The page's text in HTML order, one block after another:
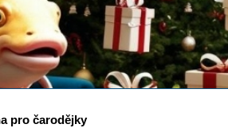
pro čarodějky